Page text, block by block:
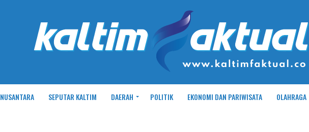
NUSANTARA SEPUTAR KALTIM DAERAH POLITIK EKONOMI DAN PARIWISATA OLAHRAGA